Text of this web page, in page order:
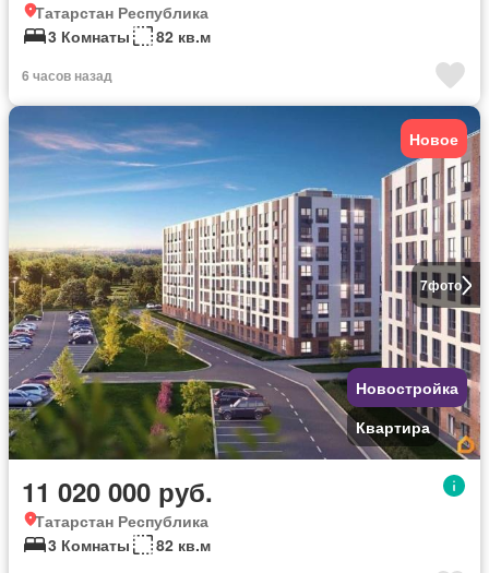
Татарстан Республика
3 Комнаты
82 кв.м
6 часов назад
7фото
Новое
Новостройка
Квартира
11 020 000 руб.
Татарстан Республика
3 Комнаты
82 кв.м